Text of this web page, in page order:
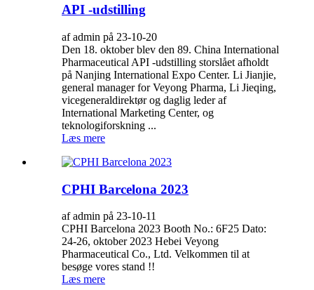
API -udstilling
af admin på 23-10-20
Den 18. oktober blev den 89. China International
Pharmaceutical API -udstilling storslået afholdt
på Nanjing International Expo Center. Li Jianjie,
general manager for Veyong Pharma, Li Jieqing,
vicegeneraldirektør og daglig leder af
International Marketing Center, og
teknologiforskning ...
Læs mere
CPHI Barcelona 2023
af admin på 23-10-11
CPHI Barcelona 2023 Booth No.: 6F25 Dato:
24-26, oktober 2023 Hebei Veyong
Pharmaceutical Co., Ltd. Velkommen til at
besøge vores stand !!
Læs mere